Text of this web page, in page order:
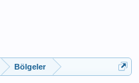
Bölgeler